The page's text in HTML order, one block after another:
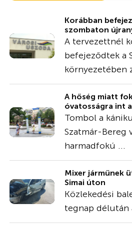
Korábban
szombaton
A tervezettnél
befejeződtek a
környezetében
A hőség miatt
óvatosságra int
Tombol a
Szatmár-Bereg
harmadfokú ...
Mixer járműnek
Simai úton
Közlekedési
tegnap délután